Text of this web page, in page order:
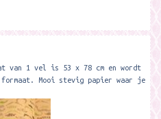
van 1 vel is 53 x 78 cm en wordt
formaat. Mooi stevig papier waar je